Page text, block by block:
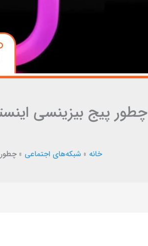
چطور پیج بیزینسی
خانه »شبکه‌های اجتماعی »